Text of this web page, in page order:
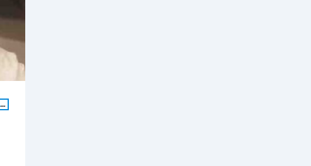
IL DISCO DELLA SETTIMANA SCELTO DA SANDRO CARELLE